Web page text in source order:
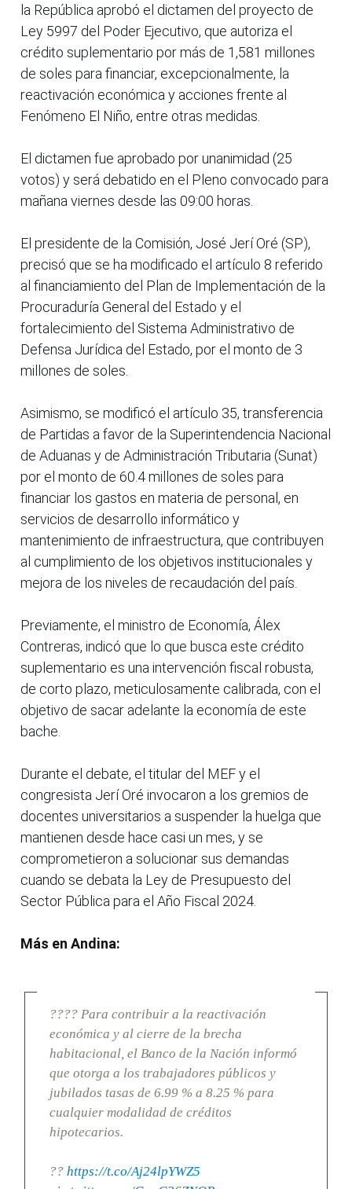
la República aprobó el dictamen del proyecto de
Ley 5997 del Poder Ejecutivo, que autoriza el
crédito suplementario por más de 1,581 millones
de soles para financiar, excepcionalmente, la
reactivación económica y acciones frente al
Fenómeno El Niño, entre otras medidas.
El dictamen fue aprobado por unanimidad (25
votos) y será debatido en el Pleno convocado para
mañana viernes desde las 09:00 horas.
El presidente de la Comisión, José Jerí Oré (SP),
precisó que se ha modificado el artículo 8 referido
al financiamiento del Plan de Implementación de la
Procuraduría General del Estado y el
fortalecimiento del Sistema Administrativo de
Defensa Jurídica del Estado, por el monto de 3
millones de soles.
Asimismo, se modificó el artículo 35, transferencia
de Partidas a favor de la Superintendencia Nacional
de Aduanas y de Administración Tributaria (Sunat)
por el monto de 60.4 millones de soles para
financiar los gastos en materia de personal, en
servicios de desarrollo informático y
mantenimiento de infraestructura, que contribuyen
al cumplimiento de los objetivos institucionales y
mejora de los niveles de recaudación del país.
Previamente, el ministro de Economía, Álex
Contreras, indicó que lo que busca este crédito
suplementario es una intervención fiscal robusta,
de corto plazo, meticulosamente calibrada, con el
objetivo de sacar adelante la economía de este
bache.
Durante el debate, el titular del MEF y el
congresista Jerí Oré invocaron a los gremios de
docentes universitarios a suspender la huelga que
mantienen desde hace casi un mes, y se
comprometieron a solucionar sus demandas
cuando se debata la Ley de Presupuesto del
Sector Pública para el Año Fiscal 2024.
Más en Andina:
???? Para contribuir a la reactivación
económica y al cierre de la brecha
habitacional, el Banco de la Nación informó
que otorga a los trabajadores públicos y
jubilados tasas de 6.99 % a 8.25 % para
cualquier modalidad de créditos
hipotecarios.
?? https://t.co/Aj24lpYWZ5